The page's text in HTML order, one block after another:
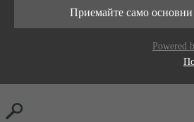
Приемайте само
Powered